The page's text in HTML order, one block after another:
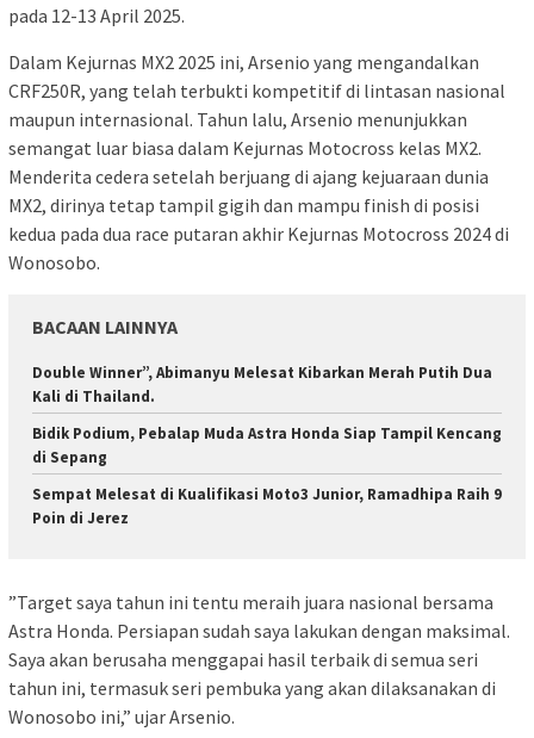
pada 12-13 April 2025.
Dalam Kejurnas MX2 2025 ini, Arsenio yang mengandalkan
CRF250R, yang telah terbukti kompetitif di lintasan nasional
maupun internasional. Tahun lalu, Arsenio menunjukkan
semangat luar biasa dalam Kejurnas Motocross kelas MX2.
Menderita cedera setelah berjuang di ajang kejuaraan dunia
MX2, dirinya tetap tampil gigih dan mampu finish di posisi
kedua pada dua race putaran akhir Kejurnas Motocross 2024 di
Wonosobo.
BACAAN LAINNYA
Double Winner”, Abimanyu Melesat Kibarkan Merah Putih Dua
Kali di Thailand.
Bidik Podium, Pebalap Muda Astra Honda Siap Tampil Kencang
di Sepang
Sempat Melesat di Kualifikasi Moto3 Junior, Ramadhipa Raih 9
Poin di Jerez
”Target saya tahun ini tentu meraih juara nasional bersama
Astra Honda. Persiapan sudah saya lakukan dengan maksimal.
Saya akan berusaha menggapai hasil terbaik di semua seri
tahun ini, termasuk seri pembuka yang akan dilaksanakan di
Wonosobo ini,” ujar Arsenio.